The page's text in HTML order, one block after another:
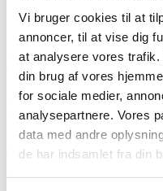
Vi bruger cookies til at
annoncer, til at vise dig
at analysere vores
din brug af vores
for sociale medier,
analysepartnere. Vores
data med andre
de har indsamlet fra din
Firearms
SHOWROOM
Vejle
ESTIMATE
DKK 1,000
Description